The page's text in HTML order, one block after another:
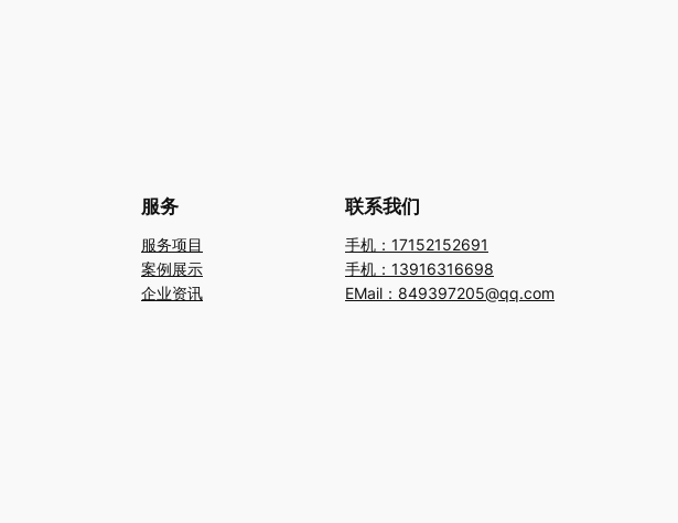
服务
服务项目
案例展示
企业资讯
联系我们
手机：17152152691
手机：13916316698
EMail：849397205@qq.com